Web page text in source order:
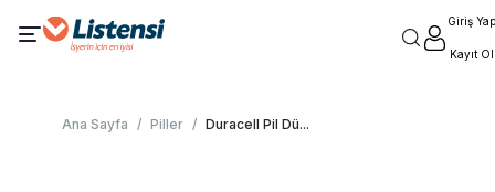
Giriş Yap
Kayıt Ol
Ana Sayfa / Piller / Duracell Pil Dü...